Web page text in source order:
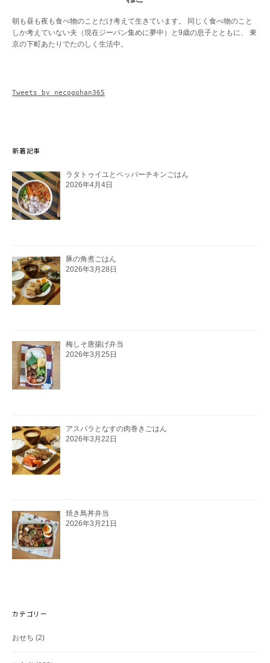
朝も昼も夜も食べ物のことだけ考えて生きています。 同じく食べ物のこと
しか考えていない夫（現在ジーパン集めに夢中）と9歳の息子とともに、 東
京の下町あたりでたのしく生活中。
Tweets by necogohan365
新着記事
ラタトゥイユとペッパーチキンごはん
2026年4月4日
豚の角煮ごはん
2026年3月28日
梅しそ唐揚げ弁当
2026年3月25日
アスパラとなすの肉巻きごはん
2026年3月22日
焼き鳥丼弁当
2026年3月21日
カテゴリー
おせち (2)